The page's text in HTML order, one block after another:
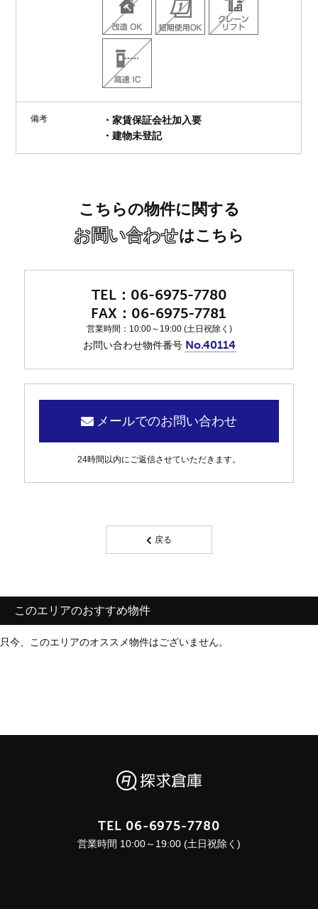
備考
・家賃保証会社加入要
・建物未登記
こちらの物件に関する
お問い合わせはこちら
06-6975-7780
06-6975-7781
営業時間：10:00～19:00 (土日祝除く)
お問い合わせ物件番号 No.40114
メールでのお問い合わせ
24時間以内にご返信させていただきます。
戻る
このエリアのおすすめ物件
只今、このエリアのオススメ物件はございません。
TEL 06-6975-7780
営業時間 10:00～19:00 (土日祝除く)